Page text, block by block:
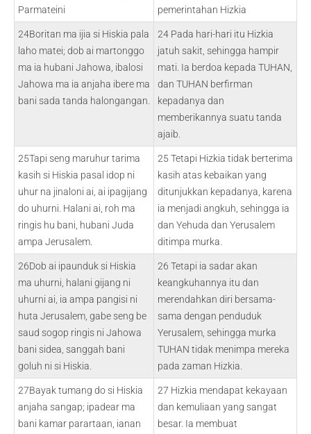
Parmateini
pemerintahan Hizkia
24Boritan ma ijia si Hiskia pala
laho matei; dob ai martonggo
ma ia hubani Jahowa, ibalosi
Jahowa ma ia anjaha ibere ma
bani sada tanda halongangan.
24 Pada hari-hari itu Hizkia
jatuh sakit, sehingga hampir
mati. Ia berdoa kepada TUHAN,
dan TUHAN berfirman
kepadanya dan
memberikannya suatu tanda
ajaib.
25Tapi seng maruhur tarima
kasih si Hiskia pasal idop ni
uhur na jinaloni ai, ai ipagijang
do uhurni. Halani ai, roh ma
ringis hu bani, hubani Juda
ampa Jerusalem.
25 Tetapi Hizkia tidak berterima
kasih atas kebaikan yang
ditunjukkan kepadanya, karena
ia menjadi angkuh, sehingga ia
dan Yehuda dan Yerusalem
ditimpa murka.
26Dob ai ipaunduk si Hiskia
ma uhurni, halani gijang ni
uhurni ai, ia ampa pangisi ni
huta Jerusalem, gabe seng be
saud sogop ringis ni Jahowa
bani sidea, sanggah bani
goluh ni si Hiskia.
26 Tetapi ia sadar akan
keangkuhannya itu dan
merendahkan diri bersama-
sama dengan penduduk
Yerusalem, sehingga murka
TUHAN tidak menimpa mereka
pada zaman Hizkia.
27Bayak tumang do si Hiskia
anjaha sangap; ipadear ma
bani kamar parartaan, ianan
27 Hizkia mendapat kekayaan
dan kemuliaan yang sangat
besar. Ia membuat